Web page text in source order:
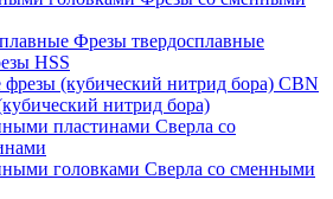
Фрезы твердосплавные
HSS
CBN
нитрид бора)
Сверла со
Сверла со сменными